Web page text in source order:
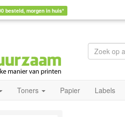
besteld, morgen in huis*
Toners Papier Labels